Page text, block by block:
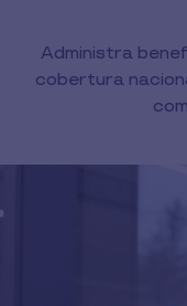
Administra
cobertura